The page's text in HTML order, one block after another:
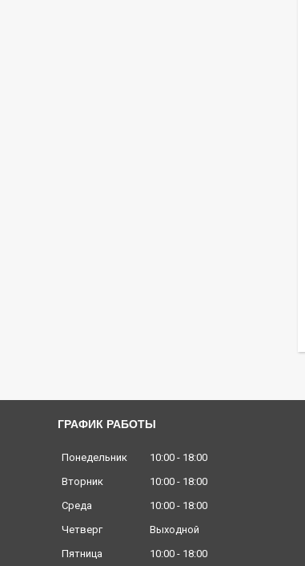
ГРАФИК РАБОТЫ
Понедельник 10:00
18:00
Вторник
10:00
18:00
Среда
10:00
18:00
Четверг
Выходной
Пятница
10:00 18:00